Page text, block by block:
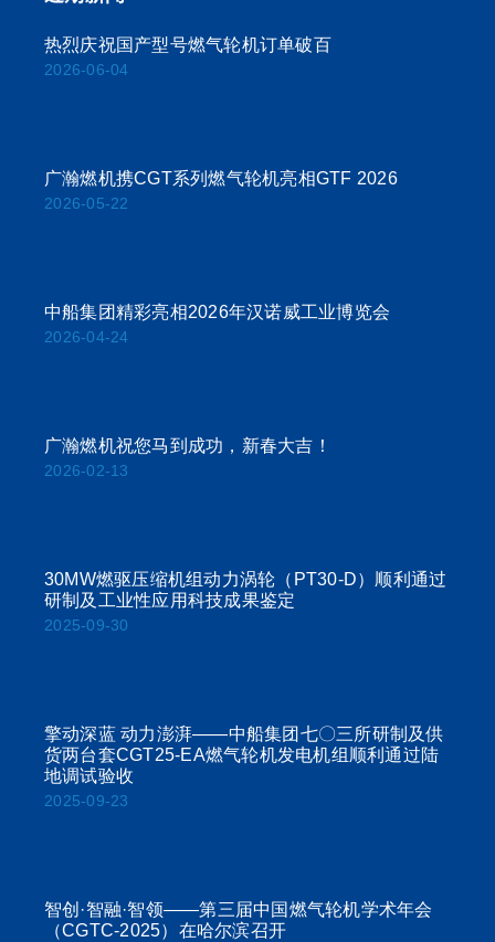
热烈庆祝国产型号燃气轮机订单破百
2026-06-04
广瀚燃机携CGT系列燃气轮机亮相GTF 2026
2026-05-22
中船集团精彩亮相2026年汉诺威工业博览会
2026-04-24
广瀚燃机祝您马到成功，新春大吉！
2026-02-13
30MW燃驱压缩机组动力涡轮（PT30-D）顺利通过
研制及工业性应用科技成果鉴定
2025-09-30
擎动深蓝 动力澎湃——中船集团七〇三所研制及供
货两台套CGT25-EA燃气轮机发电机组顺利通过陆
地调试验收
2025-09-23
智创·智融·智领——第三届中国燃气轮机学术年会
（CGTC-2025）在哈尔滨召开